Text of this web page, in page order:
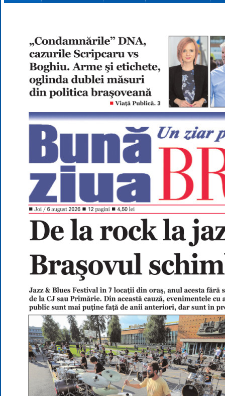
1 CHF= 5.2813
1 EGP= 0.0860
1 HUF= 1.2223
1 INR= 0.0513
1 JPY = 3.0556
1 KRW= 0.3047
1 MDL= 0.2538
1 MXN= 0.2227
1 NOK= 0.4191
1 NZD= 2.6097
1 PLN= 1.1646
1 RSD= 0.0425
1 RUB= 0.0530
1 SEK= 0.4526
1 TRY
= 0.1141
1 UAH = 0.1048
1 XDR= 5.9383
1 ZAR
= 0.2318